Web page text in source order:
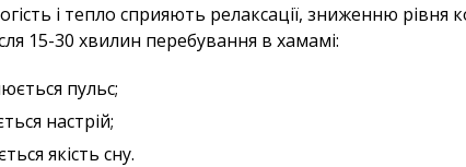
і тепло сприяють релаксації, зниженню
15-30 хвилин перебування в хамамі:
пульс;
настрій;
якість сну.